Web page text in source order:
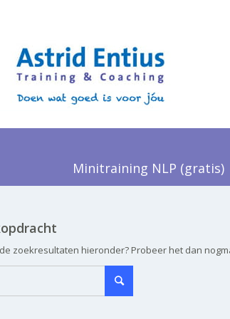
Minitraining NLP (gratis)
zoekresultaten hieronder? Probeer het dan